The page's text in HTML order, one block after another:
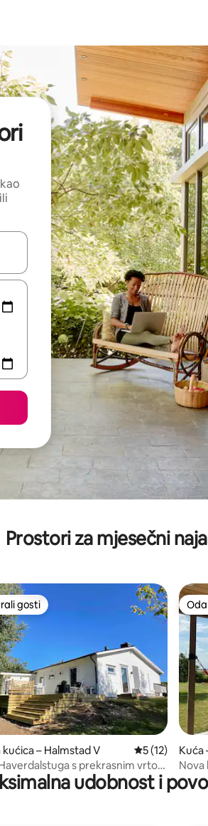
koristeći se strelicama prema gore i
Prostori za mjesečni
5/5, recenzija: 17
gosti
gosti
kućica – Halmstad V Prosječna
5 (12)
s prekrasnim vrtom
mora
Kuća
Nova
udobnost i